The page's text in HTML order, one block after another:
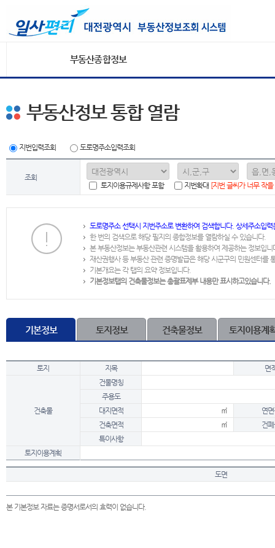
부동산종합정보
부동산정보 통합 열람
지번입력조회 도로명주소입력조회
조회
토지이용규제사항 포함
지번확대 [지번 글씨가 너무 작
도로명주소 선택시 지번주소로 변환하여 검색합니다. 상세주소입
한 번의 검색으로 해당 필지의 종합정보를 열람하실 수 있습니다.
본 부동산정보는 부동산관련 시스템을 활용하여 제공하는 정보입니
재산권행사 등 부동산 관련 증명발급은 해당 시군구의 민원센터를
기본개요는 각 탭의 요약 정보입니다.
기본정보탭의 건축물정보는 총괄표제부 내용만 표시하고있습니다.
기본정보 토지정보 건축물정보 토지이용계
토지 지목 면
건축물
건물명칭
주용도
대지면적
㎡
연
건축면적
㎡
건
특이사항
토지이용계획
도면
본 기본정보 자료는 증명서로서의 효력이 없습니다.